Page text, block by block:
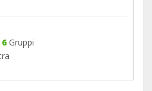
6Gruppi